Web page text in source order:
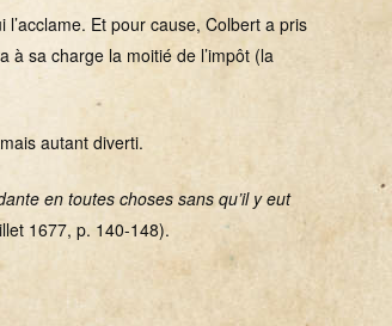
Et pour cause, Colbert a pris
à sa charge la moitié de l’impôt (la
autant diverti.
en toutes choses sans qu’il y eut
1677, p. 140-148).